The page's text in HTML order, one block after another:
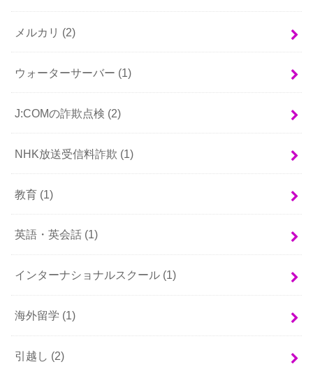
メルカリ (2)
ウォーターサーバー (1)
J:COMの詐欺点検 (2)
NHK放送受信料詐欺 (1)
教育 (1)
英語・英会話 (1)
インターナショナルスクール (1)
海外留学 (1)
引越し (2)